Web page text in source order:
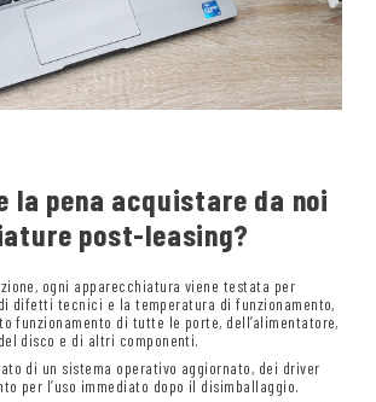
la pena acquistare da noi
post-leasing?
ogni apparecchiatura viene testata per
difetti tecnici e la temperatura di funzionamento,
funzionamento di tutte le porte, dell’alimentatore,
disco e di altri componenti.
di un sistema operativo aggiornato, dei driver
per l’uso immediato dopo il disimballaggio.